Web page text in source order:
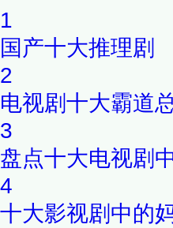
1
国产十大推理剧
2
电视剧十大霸道
3
盘点十大电视剧
4
十大影视剧中的